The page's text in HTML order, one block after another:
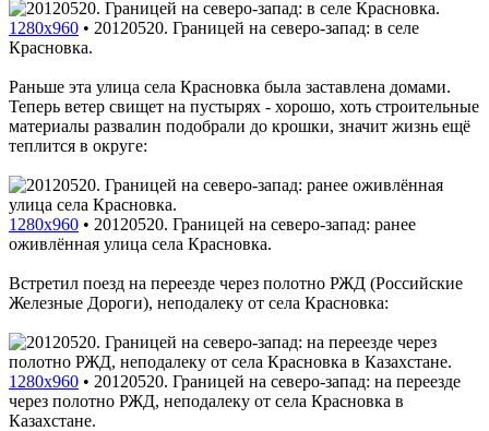
1280x960 • 20120520. Границей на северо-запад: в селе
Красновка.
Раньше эта улица села Красновка была заставлена домами.
Теперь ветер свищет на пустырях - хорошо, хоть строительные
материалы развалин подобрали до крошки, значит жизнь ещё
теплится в округе:
1280x960 • 20120520. Границей на северо-запад: ранее
оживлённая улица села Красновка.
Встретил поезд на переезде через полотно РЖД (Российские
Железные Дороги), неподалеку от села Красновка:
1280x960 • 20120520. Границей на северо-запад: на переезде
через полотно РЖД, неподалеку от села Красновка в
Казахстане.